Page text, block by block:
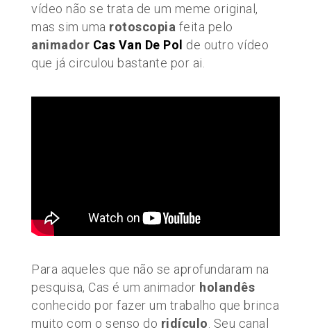
vídeo não se trata de um meme original,
mas sim uma rotoscopia feita pelo
animador Cas Van De Pol de outro vídeo
que já circulou bastante por ai.
Para aqueles que não se aprofundaram na
pesquisa, Cas é um animador holandês
conhecido por fazer um trabalho que brinca
muito com o senso do ridículo. Seu canal